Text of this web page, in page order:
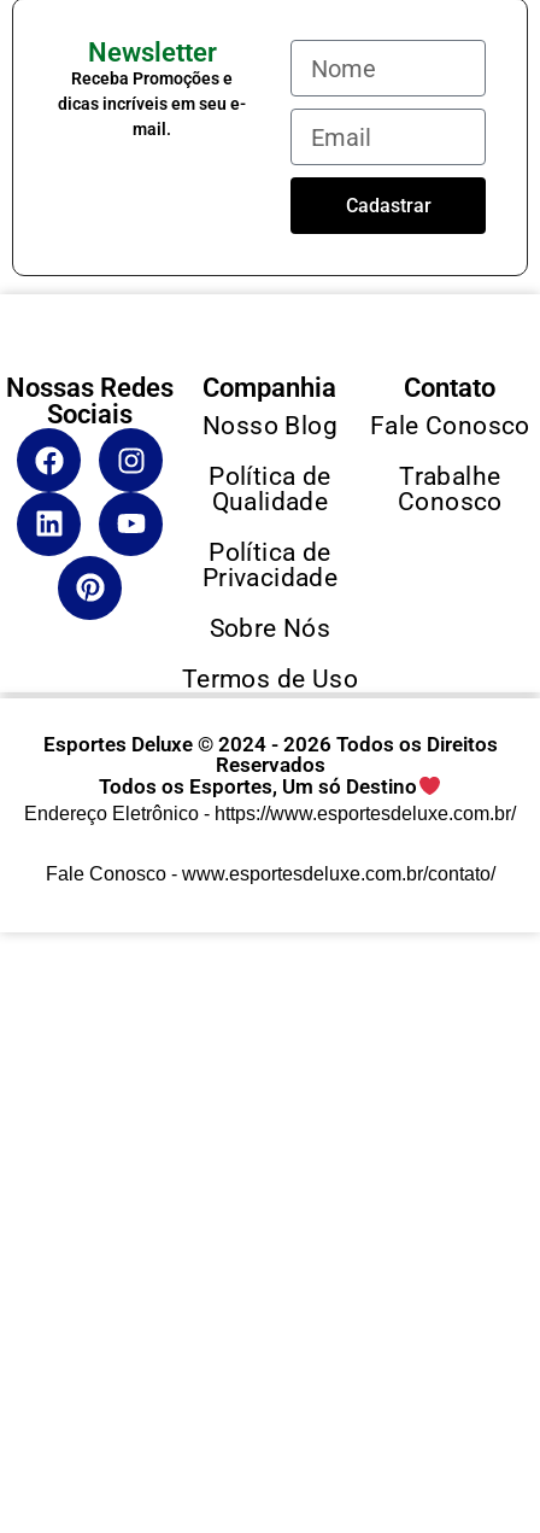
Newsletter
Receba Promoções e
dicas incríveis em seu e-
mail.
Cadastrar
Nossas Redes
Sociais
Companhia
Nosso Blog
Política de
Qualidade
Política de
Privacidade
Sobre Nós
Termos de Uso
Contato
Fale Conosco
Trabalhe
Conosco
Esportes Deluxe © 2024 - 2026 Todos os Direitos
Reservados
Todos os Esportes, Um só Destino
Endereço Eletrônico - https://www.esportesdeluxe.com.br/
Fale Conosco - www.esportesdeluxe.com.br/contato/